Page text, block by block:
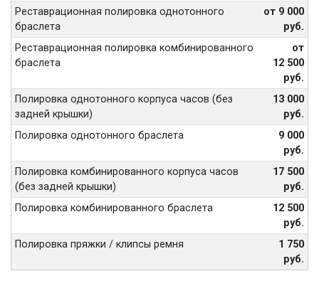
Реставрационная полировка однотонного
браслета
от 9 000
руб.
Реставрационная полировка комбинированного
браслета
от
12 500
руб.
Полировка однотонного корпуса часов (без
задней крышки)
13 000
руб.
Полировка однотонного браслета
9 000
руб.
Полировка комбинированного корпуса часов
(без задней крышки)
17 500
руб.
Полировка комбинированного браслета
12 500
руб.
Полировка пряжки / клипсы ремня
1 750
руб.